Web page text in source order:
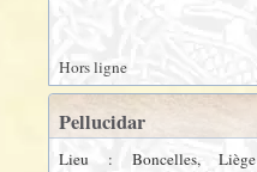
Hors ligne
Pellucidar
Lieu : Boncelles, Liège